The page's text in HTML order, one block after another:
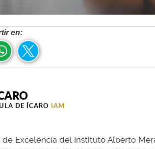
en:
DE ÍCARO IAM
de Excelencia del Instituto Alberto